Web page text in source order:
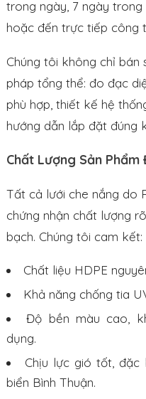
trong ngày, 7 ngày
hoặc đến trực tiếp công
Chúng tôi không chỉ
pháp tổng thể: đo đạc
phù hợp, thiết kế hệ
hướng dẫn lắp đặt đúng
Chất Lượng Sản
Tất cả lưới che nắng do
chứng nhận chất lượng
bạch. Chúng tôi cam kết:
Chất liệu HDPE
Khả năng chống tia
Độ bền màu cao,
dụng.
Chịu lực gió tốt, đặc
biển Bình Thuận.